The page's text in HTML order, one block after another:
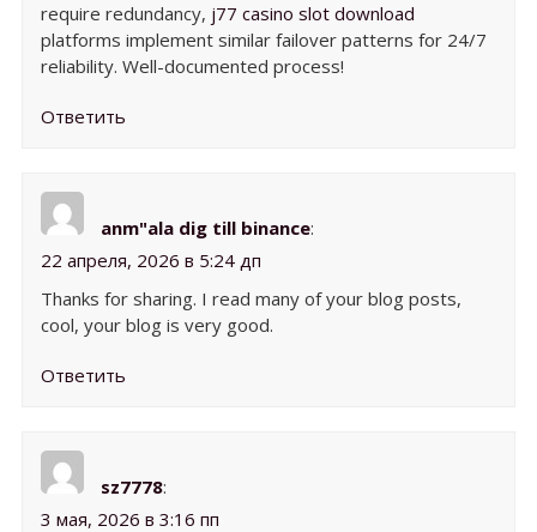
require redundancy, j77 casino slot download
platforms implement similar failover patterns for 24/7
reliability. Well-documented process!
Ответить
anm"ala dig till binance:
22 апреля, 2026 в 5:24 дп
Thanks for sharing. I read many of your blog posts,
cool, your blog is very good.
Ответить
sz7778:
3 мая, 2026 в 3:16 пп